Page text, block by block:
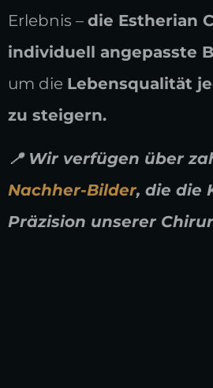
Erlebnis – die Estherian
individuell angepasste
um die Lebensqualität
zu steigern.
📍 Wir verfügen über
Nachher-Bilder, die die
Präzision unserer